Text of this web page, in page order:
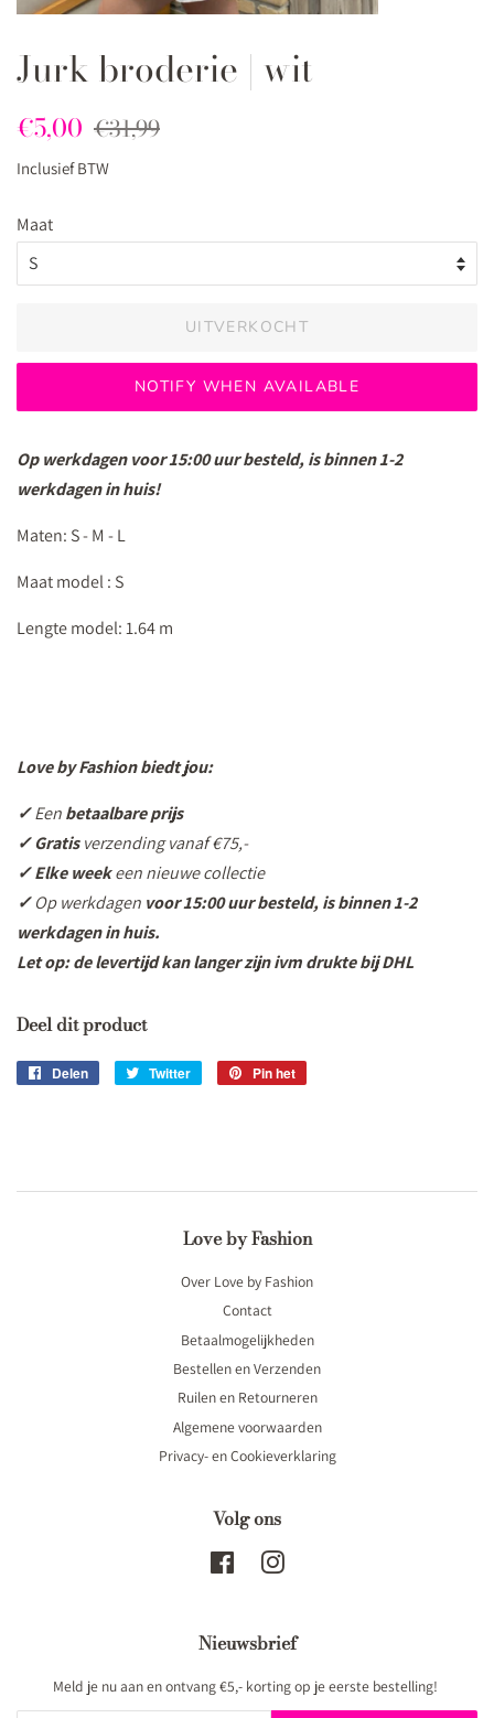
Jurk broderie | wit
Normale
€5,00 Aanbiedingsprijs
€31,99
Inclusief BTW
Maat
UITVERKOCHT
Op werkdagen voor 15:00 uur besteld, is binnen 1-2
werkdagen in huis!
Maten: S - M - L
Maat model : S
Lengte model:1.64 m
Love by Fashion biedt jou:
✓Eenbetaalbare prijs
✓ Gratis verzending vanaf €75,-
✓ Elke weekeen nieuwe collectie
✓ Op werkdagen voor 15:00 uur besteld, is binnen 1-2
werkdagen in huis.
Let op: de levertijd kan langer zijn ivm drukte bij DHL
Deel dit product
Delen
Delen
Twitter
TwitterenPin het
Love by Fashion
Over Love by Fashion
Contact
Betaalmogelijkheden
Bestellen en Verzenden
Ruilen en Retourneren
Algemene voorwaarden
Privacy- en Cookieverklaring
Volg ons
Facebook
Nieuwsbrief
Meld je nu aan en ontvang €5,- korting op je eerste bestelling!